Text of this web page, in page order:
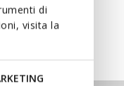
di
visita la